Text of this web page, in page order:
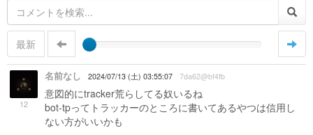
最新
12
名前なし 2024/07/13 (土) 03:55:07 7da62@bf4fb
意図的にtracker荒らしてる奴いるね
bot-tpってトラッカーのところに書いてあるやつは信用し
ない方がいいかも